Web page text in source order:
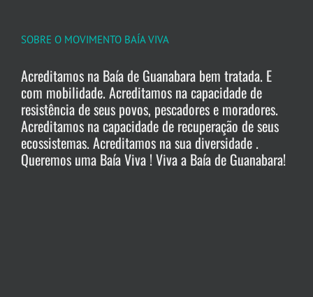
SOBRE O MOVIMENTO BAÍA VIVA
Acreditamos na Baía de Guanabara bem tratada. E
com mobilidade. Acreditamos na capacidade de
resistência de seus povos, pescadores e moradores.
Acreditamos na capacidade de recuperação de seus
ecossistemas. Acreditamos na sua diversidade .
Queremos uma Baía Viva ! Viva a Baía de Guanabara!